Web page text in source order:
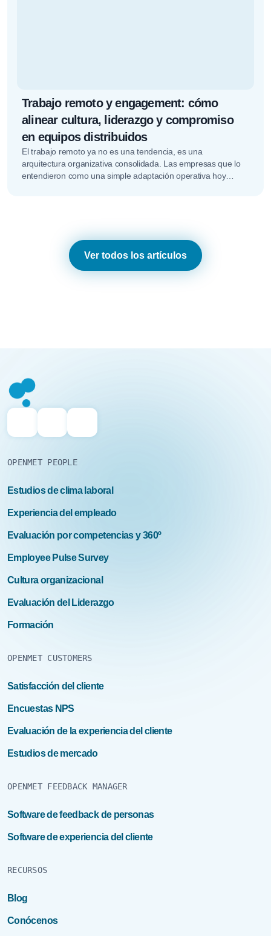
Trabajo remoto y engagement: cómo
alinear cultura, liderazgo y compromiso
en equipos distribuidos
El trabajo remoto ya no es una tendencia, es una
arquitectura organizativa consolidada. Las empresas que lo
entendieron como una simple adaptación operativa hoy
Ver todos los artículos
OPENMET PEOPLE
Estudios de clima laboral
Experiencia del empleado
Evaluación por competencias y 360º
Employee Pulse Survey
Cultura organizacional
Evaluación del Liderazgo
Formación
OPENMET CUSTOMERS
Satisfacción del cliente
Encuestas NPS
Evaluación de la experiencia del cliente
Estudios de mercado
OPENMET FEEDBACK MANAGER
Software de feedback de personas
Software de experiencia del cliente
RECURSOS
Blog
Conócenos